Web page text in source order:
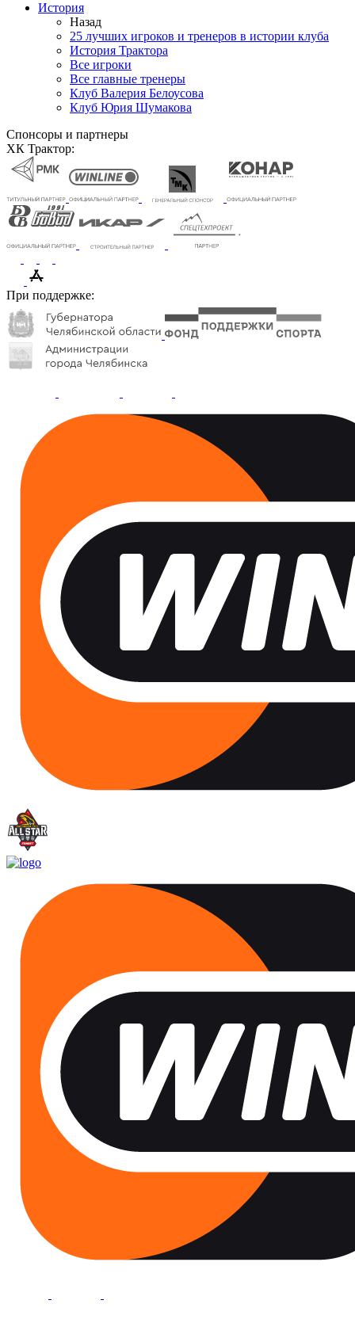
История
Назад
25 лучших игроков и тренеров в истории клуба
История Трактора
Все игроки
Все главные тренеры
Клуб Валерия Белоусова
Клуб Юрия Шумакова
Спонсоры и партнеры
ХК Трактор:
При поддержке: